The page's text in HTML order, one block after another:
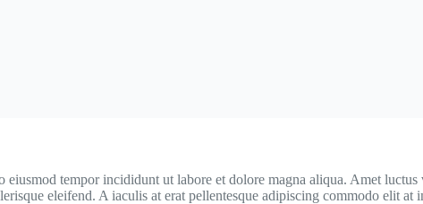
tempor incididunt ut labore et dolore magna aliqua. Amet
eleifend. A iaculis at erat pellentesque adipiscing commodo elit at